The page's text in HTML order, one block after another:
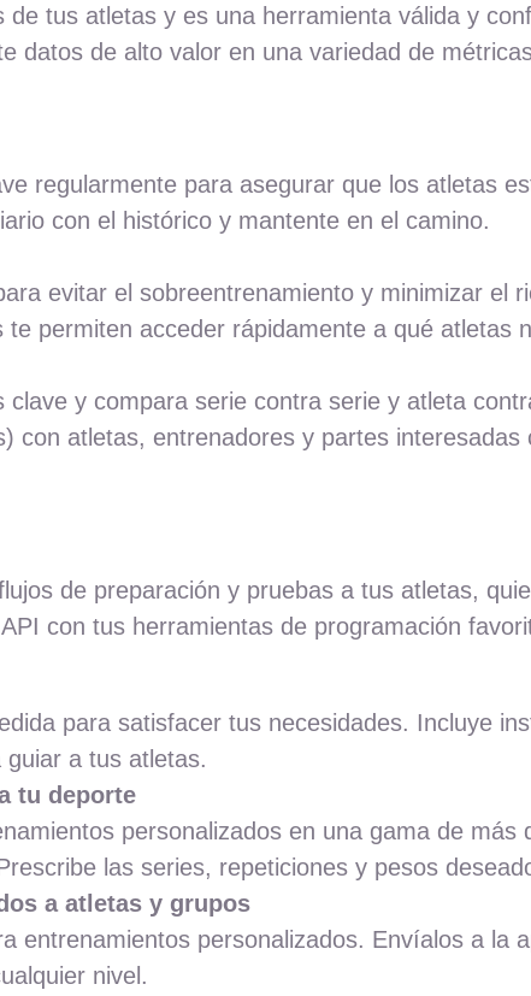
tus atletas y es una herramienta válida y
datos de alto valor en una variedad de
regularmente para asegurar que los atletas
con el histórico y mantente en el camino.
evitar el sobreentrenamiento y minimizar el
permiten acceder rápidamente a qué atletas
clave y compara serie contra serie y atleta
con atletas, entrenadores y partes
de preparación y pruebas a tus atletas,
con tus herramientas de programación
para satisfacer tus necesidades. Incluye
a tus atletas.
tu deporte
personalizados en una gama de más
las series, repeticiones y pesos
a atletas y grupos
entrenamientos personalizados. Envíalos a la
nivel.